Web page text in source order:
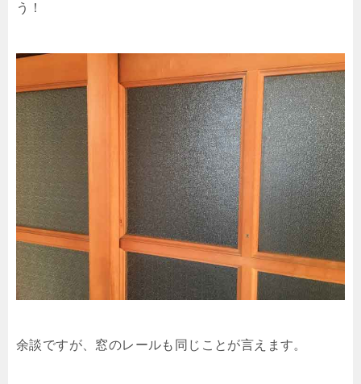
う！
余談ですが、窓のレールも同じことが言えます。